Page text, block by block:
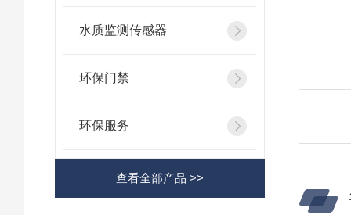
水质监测传感器
环保门禁
环保服务
查看全部产品 >>